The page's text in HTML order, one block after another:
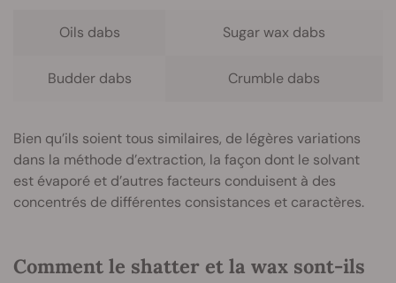
Oils dabs Sugar wax dabs
Budder dabs Crumble dabs
Bien qu’ils soient tous similaires, de légères variations
dans la méthode d’extraction, la façon dont le solvant
est évaporé et d’autres facteurs conduisent à des
concentrés de différentes consistances et caractères.
Comment le shatter et la wax sont-ils